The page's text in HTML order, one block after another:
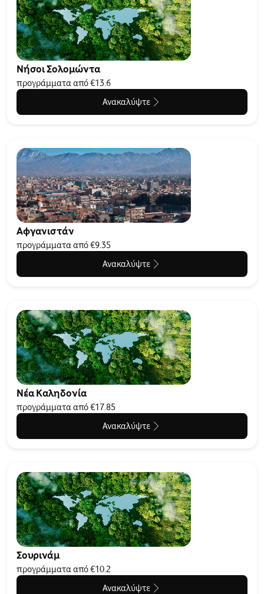
Νήσοι Σολομώντα
προγράμματα από €13.6
Ανακαλύψτε
Αφγανιστάν
προγράμματα από €9.35
Ανακαλύψτε
Νέα Καληδονία
προγράμματα από €17.85
Ανακαλύψτε
Σουρινάμ
προγράμματα από €10.2
Ανακαλύψτε